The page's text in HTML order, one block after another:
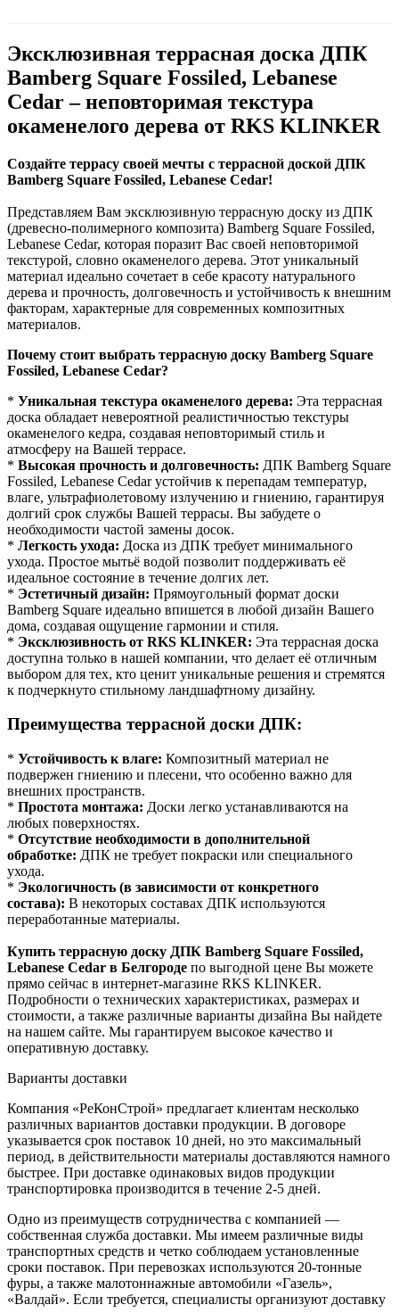
Эксклюзивная террасная доска ДПК
Bamberg Square Fossiled, Lebanese
Cedar – неповторимая текстура
окаменелого дерева от RKS KLINKER
Создайте террасу своей мечты с террасной доской ДПК
Bamberg Square Fossiled, Lebanese Cedar!
Представляем Вам эксклюзивную террасную доску из ДПК
(древесно-полимерного композита) Bamberg Square Fossiled,
Lebanese Cedar, которая поразит Вас своей неповторимой
текстурой, словно окаменелого дерева. Этот уникальный
материал идеально сочетает в себе красоту натурального
дерева и прочность, долговечность и устойчивость к внешним
факторам, характерные для современных композитных
материалов.
Почему стоит выбрать террасную доску Bamberg Square
Fossiled, Lebanese Cedar?
* Уникальная текстура окаменелого дерева: Эта террасная
доска обладает невероятной реалистичностью текстуры
окаменелого кедра, создавая неповторимый стиль и
атмосферу на Вашей террасе.
* Высокая прочность и долговечность: ДПК Bamberg Square
Fossiled, Lebanese Cedar устойчив к перепадам температур,
влаге, ультрафиолетовому излучению и гниению, гарантируя
долгий срок службы Вашей террасы. Вы забудете о
необходимости частой замены досок.
* Легкость ухода: Доска из ДПК требует минимального
ухода. Простое мытьё водой позволит поддерживать её
идеальное состояние в течение долгих лет.
* Эстетичный дизайн: Прямоугольный формат доски
Bamberg Square идеально впишется в любой дизайн Вашего
дома, создавая ощущение гармонии и стиля.
* Эксклюзивность от RKS KLINKER: Эта террасная доска
доступна только в нашей компании, что делает её отличным
выбором для тех, кто ценит уникальные решения и стремятся
к подчеркнуто стильному ландшафтному дизайну.
Преимущества террасной доски ДПК:
* Устойчивость к влаге: Композитный материал не
подвержен гниению и плесени, что особенно важно для
внешних пространств.
* Простота монтажа: Доски легко устанавливаются на
любых поверхностях.
* Отсутствие необходимости в дополнительной
обработке: ДПК не требует покраски или специального
ухода.
* Экологичность (в зависимости от конкретного
состава): В некоторых составах ДПК используются
переработанные материалы.
Купить террасную доску ДПК Bamberg Square Fossiled,
Lebanese Cedar в Белгороде по выгодной цене Вы можете
прямо сейчас в интернет-магазине RKS KLINKER.
Подробности о технических характеристиках, размерах и
стоимости, а также различные варианты дизайна Вы найдете
на нашем сайте. Мы гарантируем высокое качество и
оперативную доставку.
Варианты доставки
Компания «РеКонСтрой» предлагает клиентам несколько
различных вариантов доставки продукции. В договоре
указывается срок поставок 10 дней, но это максимальный
период, в действительности материалы доставляются намного
быстрее. При доставке одинаковых видов продукции
транспортировка производится в течение 2-5 дней.
Одно из преимуществ сотрудничества с компанией —
собственная служба доставки. Мы имеем различные виды
транспортных средств и четко соблюдаем установленные
сроки поставок. При перевозках используются 20-тонные
фуры, а также малотоннажные автомобили «Газель»,
«Валдай». Если требуется, специалисты организуют доставку